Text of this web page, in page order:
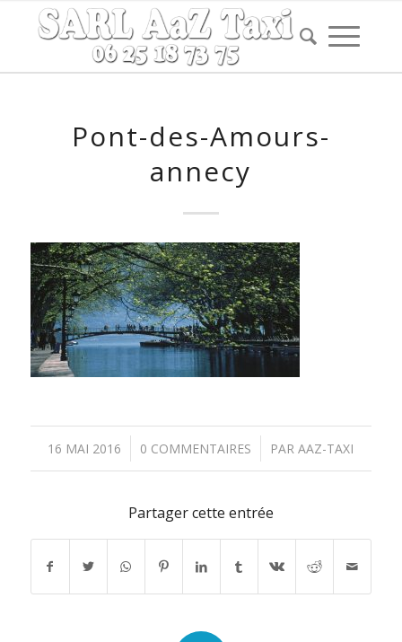
Pont-des-Amours-
annecy
16 MAI 2016
/ 0 COMMENTAIRES
/ PARAAZ-TAXI
Partager cette entrée